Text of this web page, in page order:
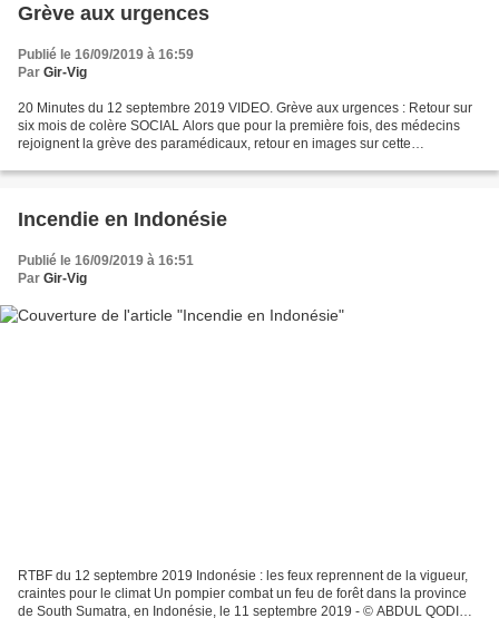
Grève aux urgences
Publié le 16/09/2019 à 16:59
Par Gir-Vig
20 Minutes du 12 septembre 2019 VIDEO. Grève aux urgences : Retour sur
six mois de colère SOCIAL Alors que pour la première fois, des médecins
rejoignent la grève des paramédicaux, retour en images sur cette
Incendie en Indonésie
Publié le 16/09/2019 à 16:51
Par Gir-Vig
RTBF du 12 septembre 2019 Indonésie : les feux reprennent de la vigueur,
craintes pour le climat Un pompier combat un feu de forêt dans la province
de South Sumatra, en Indonésie, le 11 septembre 2019 - © ABDUL QODIR